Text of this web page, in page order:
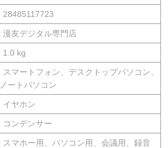
28485117723
漫友デジタル専門店
1.0 kg
スマートフォン、デスクトップパソコン、
ノートパソコン
イヤホン
コンデンサー
スマホー用、パソコン用、会議用、録音